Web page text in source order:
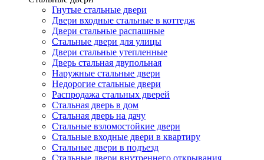
Гнутые стальные двери
Двери входные стальные в коттедж
Двери стальные распашные
Стальные двери для улицы
Двери стальные утепленные
Дверь стальная двупольная
Наружные стальные двери
Недорогие стальные двери
Распродажа стальных дверей
Стальная дверь в дом
Стальная дверь на дачу
Стальные взломостойкие двери
Стальные входные двери в квартиру
Стальные двери в подъезд